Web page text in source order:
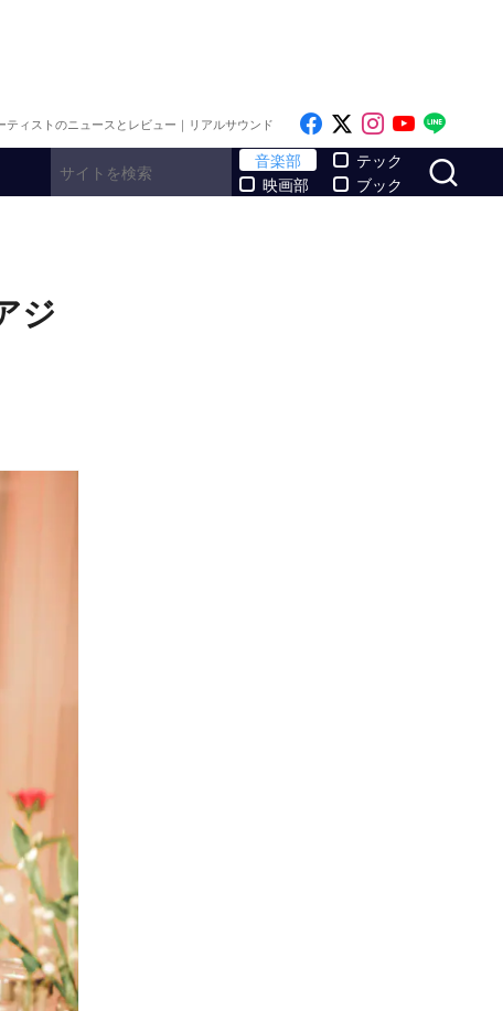
ティストのニュースとレビュー｜リアルサウンド Like on Facebook
Follow on x
Follow on
Follow
音楽部
映画部
テック
ブック
ジ